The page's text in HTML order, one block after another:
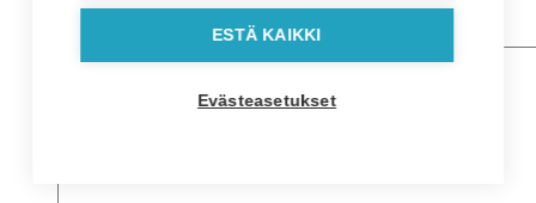
Postinumero
ESTÄ KAIKKI
Evästeasetukset